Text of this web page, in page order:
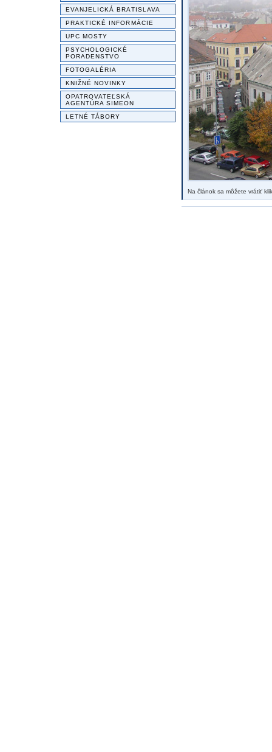
EVANJELICKÁ BRATISLAVA
PRAKTICKÉ INFORMÁCIE
UPC MOSTY
PSYCHOLOGICKÉ
PORADENSTVO
FOTOGALÉRIA
KNIŽNÉ NOVINKY
OPATROVATEĽSKÁ
AGENTÚRA SIMEON
LETNÉ TÁBORY
Na článok sa môžete vrátiť